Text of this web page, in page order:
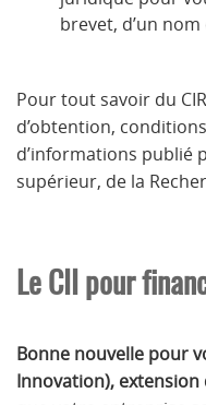
brevet, d’un
Pour tout savoir du
d’obtention,
d’informations publié
supérieur, de la
Le CII pour
Bonne nouvelle pour
Innovation), extension